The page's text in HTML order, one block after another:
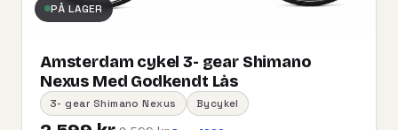
PÅ LAGER
Amsterdam cykel 3- gear Shimano
Nexus Med Godkendt Lås
3- gear Shimano Nexus Bycykel